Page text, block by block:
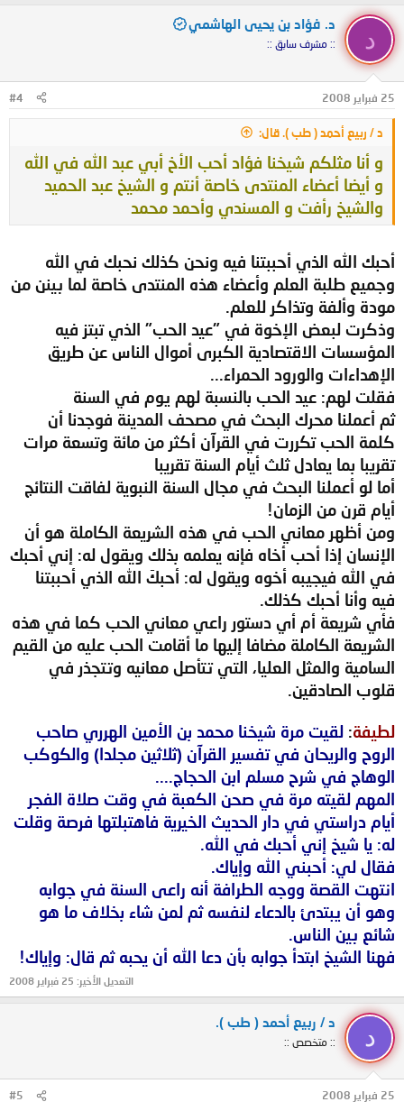
لفارقت شيبي موجع القلب باكيا
د
د. فؤاد بن يحيى الهاشمي
:: مشرف سابق ::
25 فبراير 2008 #4
د / ربيع أحمد ( طب ). قال:
و أنا مثلكم شيخنا فؤاد أحب الأخ أبي عبد الله في الله
و أيضا أعضاء المنتدى خاصة أنتم و الشيخ عبد الحميد
والشيخ رأفت و المسندي وأحمد محمد
أحبك الله الذي أحببتنا فيه ونحن كذلك نحبك في الله
وجميع طلبة العلم وأعضاء هذه المنتدى خاصة لما بينن من
مودة وألفة وتذاكر للعلم.
وذكرت لبعض الإخوة في "عيد الحب" الذي تبتز فيه
المؤسسات الاقتصادية الكبرى أموال الناس عن طريق
الإهداءات والورود الحمراء...
فقلت لهم: عيد الحب بالنسبة لهم يوم في السنة
ثم أعملنا محرك البحث في مصحف المدينة فوجدنا أن
كلمة الحب تكررت في القرآن أكثر من مائة وتسعة مرات
تقريبا بما يعادل ثلث أيام السنة تقريبا
أما لو أعملنا البحث في مجال السنة النبوية لفاقت النتائج
أيام قرن من الزمان!
ومن أظهر معاني الحب في هذه الشريعة الكاملة هو أن
الإنسان إذا أحب أخاه فإنه يعلمه بذلك ويقول له: إني أحبك
في الله فيجيبه أخوه ويقول له: أحبكَ الله الذي أحببتنا
فيه وأنا أحبك كذلك.
فأي شريعة أم أي دستور راعي معاني الحب كما في هذه
الشريعة الكاملة مضافا إليها ما أقامت الحب عليه من القيم
السامية والمثل العليا، التي تتأصل معانيه وتتجذر في
قلوب الصادقين.
لطيفة: لقيت مرة شيخنا محمد بن الأمين الهرري صاحب
الروح والريحان في تفسير القرآن (ثلاثين مجلدا) والكوكب
الوهاج في شرح مسلم ابن الحجاج....
المهم لقيته مرة في صحن الكعبة في وقت صلاة الفجر
أيام دراستي في دار الحديث الخيرية فاهتبلتها فرصة وقلت
له: يا شيخ إني أحبك في الله.
فقال لي: أحبني الله وإياك.
انتهت القصة ووجه الطرافة أنه راعى السنة في جوابه
وهو أن يبتدئ بالدعاء لنفسه ثم لمن شاء بخلاف ما هو
شائع بين الناس.
فهنا الشيخ ابتدأ جوابه بأن دعا الله أن يحبه ثم قال: وإياك!
التعديل الأخير: 25 فبراير 2008
د
د / ربيع أحمد ( طب ).
:: متخصص ::
25 فبراير 2008 #5